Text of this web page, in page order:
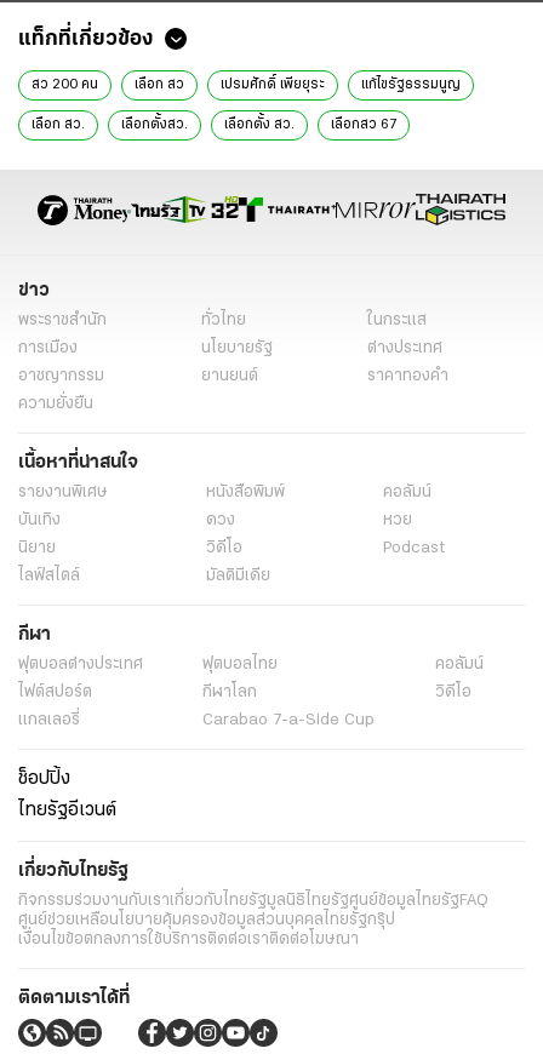
แท็กที่เกี่ยวข้อง
สว 200 คน เลือก สว เปรมศักดิ์ เพียยุระ แก้ไขรัฐธรรมนูญ
เลือก สว. เลือกตั้งสว. เลือกตั้ง สว. เลือกสว 67
เลือกตั้งสว.ชุดใหม่ สมาชิกวุฒิสภา สว. สว2567 สว.ชุดใหม่
ข่าว
พระราชสำนัก ทั่วไทย
ในกระแส
การเมือง
นโยบายรัฐ
ต่างประเทศ
อาชญากรรม
ยานยนต์
ราคาทองคำ
ความยั่งยืน
เนื้อหาที่น่าสนใจ
รายงานพิเศษ หนังสือพิมพ์
คอลัมน์
บันเทิง
ดวง
หวย
นิยาย
วิดีโอ
Podcast
ไลฟ์สไตล์
มัลติมีเดีย
กีฬา
ฟุตบอลต่่างประเทศ ฟุตบอลไทย
คอลัมน์
ไฟต์สปอร์ต
กีฬาโลก
วิดีโอ
แกลเลอรี่
Carabao 7-a-Side Cup
ช็อปปิ้ง
ไทยรัฐอีเวนต์
เกี่ยวกับไทยรัฐ
กิจกรรมร่วมงานกับเราเกี่ยวกับไทยรัฐมูลนิธิไทยรัฐศูนย์ข้อมูลไทยรัฐFAQ
ศูนย์ช่วยเหลือนโยบายคุ้มครองข้อมูลส่วนบุคคลไทยรัฐกรุ๊ป
เงื่อนไขข้อตกลงการใช้บริการติดต่อเราติดต่อโฆษณา
ติดตามเราได้ที่